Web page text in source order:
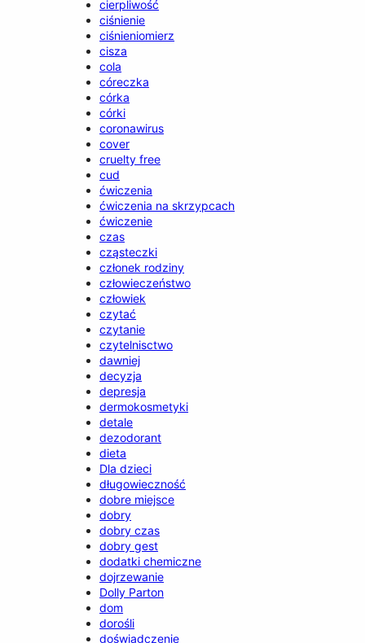
cierpliwość
ciśnienie
ciśnieniomierz
cisza
cola
córeczka
córka
córki
coronawirus
cover
cruelty free
cud
ćwiczenia
ćwiczenia na skrzypcach
ćwiczenie
czas
cząsteczki
członek rodziny
człowieczeństwo
człowiek
czytać
czytanie
czytelnisctwo
dawniej
decyzja
depresja
dermokosmetyki
detale
dezodorant
dieta
Dla dzieci
długowieczność
dobre miejsce
dobry
dobry czas
dobry gest
dodatki chemiczne
dojrzewanie
Dolly Parton
dom
dorośli
doświadczenie